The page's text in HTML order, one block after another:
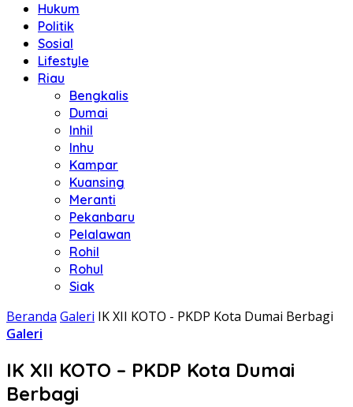
Hukum
Politik
Sosial
Lifestyle
Riau
Bengkalis
Dumai
Inhil
Inhu
Kampar
Kuansing
Meranti
Pekanbaru
Pelalawan
Rohil
Rohul
Siak
Beranda Galeri IK XII KOTO - PKDP Kota Dumai Berbagi
Galeri
IK XII KOTO – PKDP Kota Dumai
Berbagi